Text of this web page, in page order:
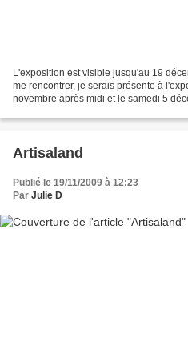
L'exposition est visible jusqu'au 19
me rencontrer, je serais présente à
novembre après midi et le samedi 5
Artisaland
Publié le 19/11/2009 à 12:23
Par Julie D